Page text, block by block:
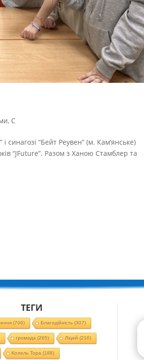
, С
синагозі “Бейт Реувен” (м. Кам’янське)
“JFuture”. Разом з Ханою Стамблер та
ТЕГИ
(706) Благодійність (307)
громада (265) Ліцей (216)
Колель Тора (188)